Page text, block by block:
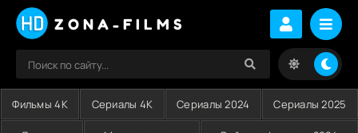
ZONA-FILMS
Фильмы 4K Сериалы 4K Сериалы 2024 Сериалы 2025